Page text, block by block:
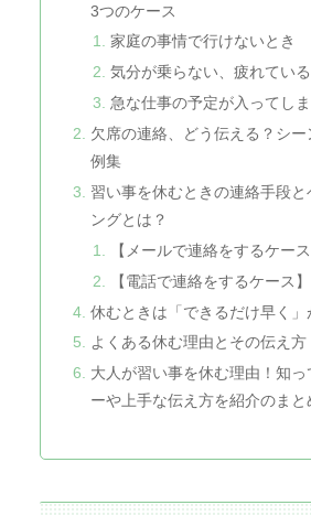
3つのケース
家庭の事情で行けないとき
気分が乗らない、疲れてい
急な仕事の予定が入ってし
欠席の連絡、どう伝える？シ
例集
習い事を休むときの連絡手段と
ングとは？
【メールで連絡をするケース
【電話で連絡をするケース】
休むときは「できるだけ早く」
よくある休む理由とその伝え方
大人が習い事を休む理由！知
ーや上手な伝え方を紹介のまと